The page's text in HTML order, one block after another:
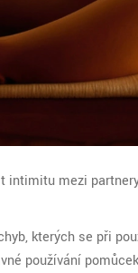
mezi
kterých se při
používání